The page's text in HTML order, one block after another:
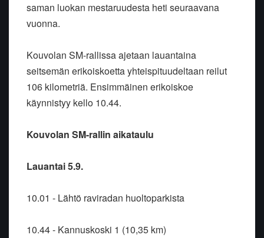
saman luokan mestaruudesta heti seuraavana
vuonna.
Kouvolan SM-rallissa ajetaan lauantaina
seitsemän erikoiskoetta yhteispituudeltaan reilut
106 kilometriä. Ensimmäinen erikoiskoe
käynnistyy kello 10.44.
Kouvolan SM-rallin aikataulu
Lauantai 5.9.
10.01 - Lähtö raviradan huoltoparkista
10.44 - Kannuskoski 1 (10,35 km)